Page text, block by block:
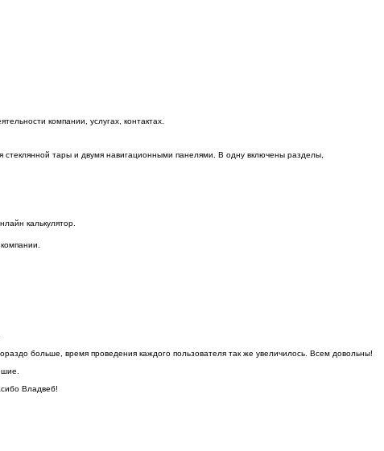
компании, услугах, контактах.
тары и двумя навигационными панелями. В одну включены разделы,
калькулятор.
больше, время проведения каждого пользователя так же увеличилось. Всем довольны!
Владвеб!